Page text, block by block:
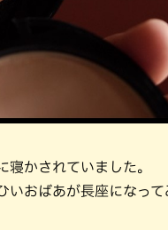
かされていました。
おばあが長座になっ